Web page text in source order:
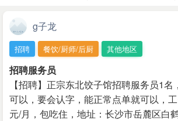
g子龙
招聘 餐饮/厨师/后厨 其他地区
招聘服务员
【招聘】正宗东北饺子馆招聘服务员1
可以，要会认字，能正常点单就可以，
元/月，包吃住，地址：长沙市岳麓区白